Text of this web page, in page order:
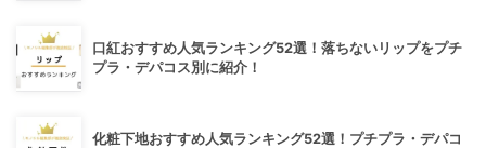
口紅おすすめ人気ランキング52選！落ちないリップをプチ
プラ・デパコス別に紹介！
化粧下地おすすめ人気ランキング52選！プチプラ・デパコ